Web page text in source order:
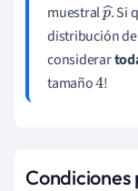
muestralp
^
. Si
distribución
considerar
tamaño4!